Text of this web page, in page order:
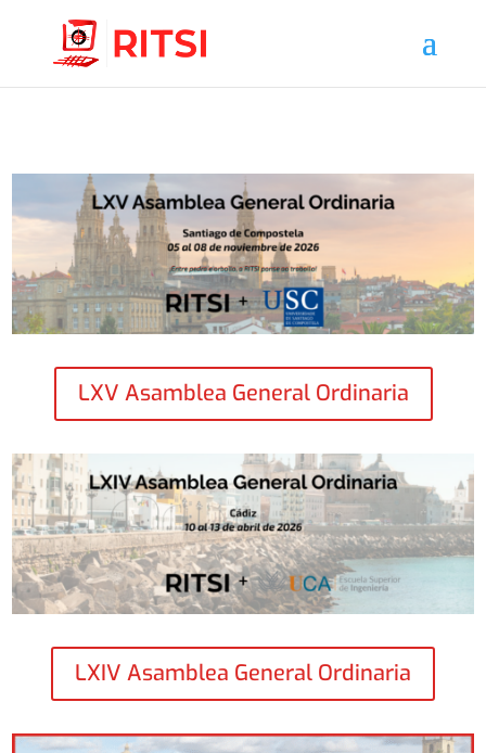
LXV Asamblea General Ordinaria
LXIV Asamblea General Ordinaria